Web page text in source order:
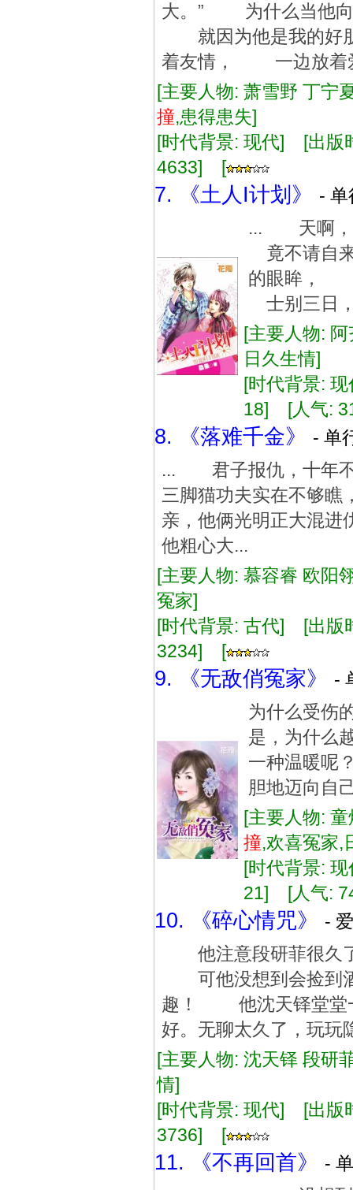
大。” 为什么当他向
就因为他是我的好
着友情， 一边放着
[主要人物: 萧雪野 丁
撞,患得患失]
[时代背景: 现代] [出
4633] [
7. 《土人I计划》
-
... 天啊，
竟不请自
的眼眸，
士别三日
[主要人物:
日久生情]
[时代背景:
18] [人气:
8. 《落难千金》
- 单
... 君子报仇，十年
三脚猫功夫实在不够
亲，他俩光明正大混
他粗心大...
[主要人物: 慕容睿 欧
冤家]
[时代背景: 古代] [出
3234] [
9. 《无敌俏冤家》
-
为什么受伤
是，为什么
一种温暖呢
胆地迈向自
[主要人物:
撞,欢喜冤
[时代背景:
21] [人气:
10. 《碎心情咒》
-
他注意段研菲很久
可他没想到会捡到
趣！ 他沈天铎堂堂
好。无聊太久了，玩
[主要人物: 沈天铎 段
情]
[时代背景: 现代] [出
3736] [
11. 《不再回首》
-